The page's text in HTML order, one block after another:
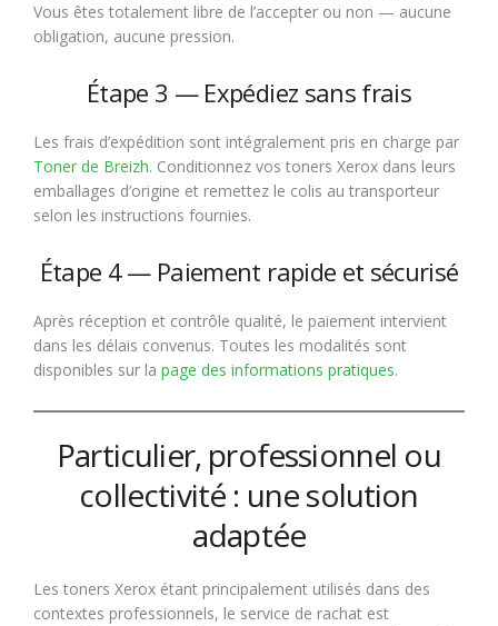
Vous êtes totalement libre de l’accepter ou non — aucune
obligation, aucune pression.
Étape 3 — Expédiez sans frais
Les frais d’expédition sont intégralement pris en charge par
Toner de Breizh. Conditionnez vos toners Xerox dans leurs
emballages d’origine et remettez le colis au transporteur
selon les instructions fournies.
Étape 4 — Paiement rapide et sécurisé
Après réception et contrôle qualité, le paiement intervient
dans les délais convenus. Toutes les modalités sont
disponibles sur la page des informations pratiques.
Particulier, professionnel ou
collectivité : une solution
adaptée
Les toners Xerox étant principalement utilisés dans des
contextes professionnels, le service de rachat est